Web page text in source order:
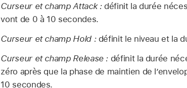
Curseur et champ Attack :définit la durée
vont de 0 à 10 secondes.
Curseur et champ Hold :définit le niveau et la
Curseur et champ Release : définit la durée
zéro après que la phase de maintien de
10 secondes.